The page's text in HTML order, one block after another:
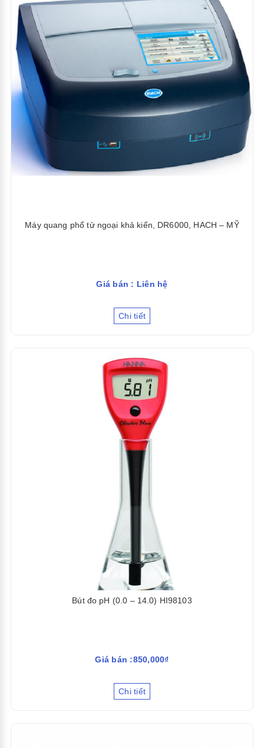
Máy quang phổ tử ngoại khả kiến, DR6000, HACH – MỸ
Giá bán : Liên hệ
Chi tiết
Bút đo pH (0.0 – 14.0) HI98103
Giá bán :850,000₫
Chi tiết